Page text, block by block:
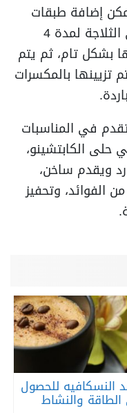
إضافة طبقات
إضافية، ثم يتم وضعها في الثلاجة لمدة 4
بشكل تام، ثم يتم
تزيينها بالمكسرات
في المناسبات
حلى الكابتشينو،
ويقدم ساخن،
الفوائد، وتحفيز
النسكافيه للحصول
والنشاط